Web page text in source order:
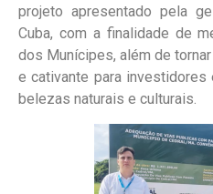
projeto apresentado pela
Cuba, com a finalidade de
dos Munícipes, além de
e cativante para
belezas naturais e culturais.